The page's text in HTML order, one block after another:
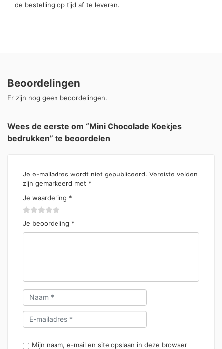
de bestelling op tijd af te leveren.
Beoordelingen
Er zijn nog geen beoordelingen.
Wees de eerste om “Mini Chocolade Koekjes
bedrukken” te beoordelen
Je e-mailadres wordt niet gepubliceerd. Vereiste velden
zijn gemarkeerd met *
Je waardering *
Je beoordeling *
Mijn naam, e-mail en site opslaan in deze browser